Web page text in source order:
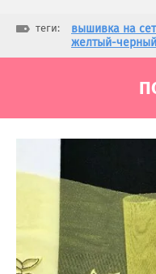
теги:
вышивка на
желтый-